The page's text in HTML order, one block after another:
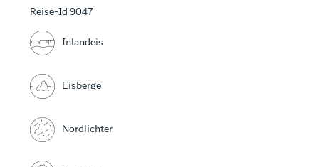
Reise-Id 9047
Inlandeis
Eisberge
Nordlichter